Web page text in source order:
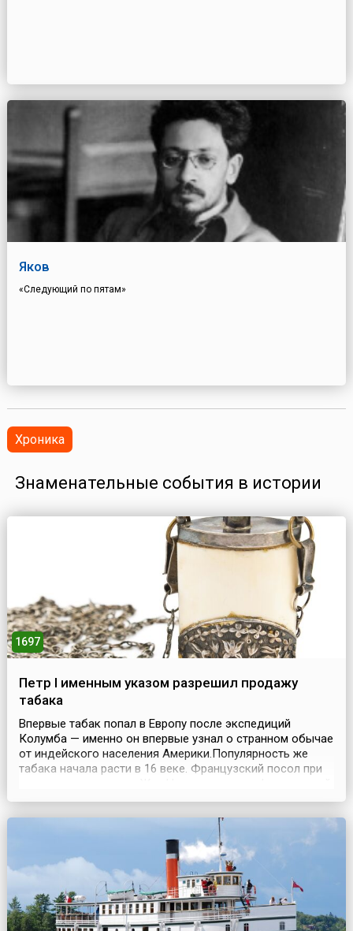
Яков
«Следующий по пятам»
Хроника
Знаменательные события в истории
1697
Петр I именным указом разрешил продажу
табака
Впервые табак попал в Европу после экспедиций
Колумба — именно он впервые узнал о странном обычае
от индейского населения Америки.Популярность же
табака начала расти в 16 веке. Французский посол при
королеве Екатерине Медичи листья табака. Для снятия
вдыхать аромат сухих листьев. Видимо, корол...